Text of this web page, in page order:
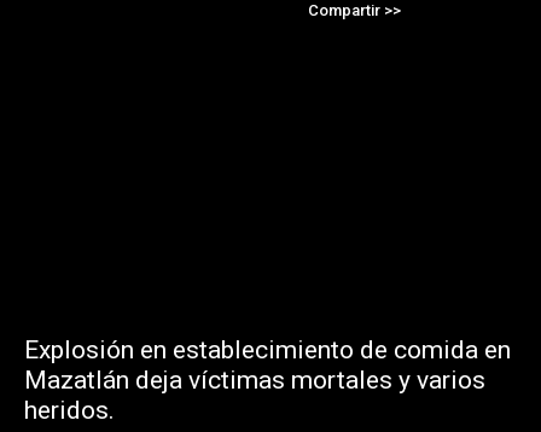
Compartir >>
Explosión en establecimiento de comida en
Mazatlán deja víctimas mortales y varios
heridos.